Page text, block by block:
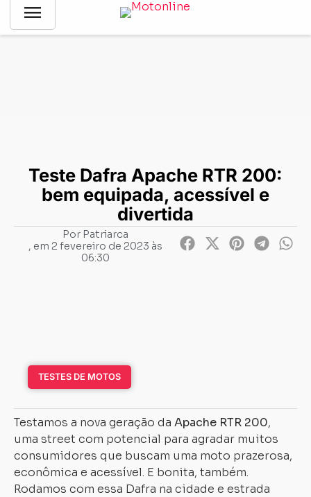
menu
Notícias Testes de motos-Teste Dafra Apache RTR 200:
Teste Dafra Apache RTR 200:
bem equipada, acessível e
divertida
PorPatriarca
, em 2 fevereiro de 2023 às
06:30
TESTES DE MOTOS
Testamos a nova geração da Apache RTR 200,
uma street com potencial para agradar muitos
consumidores que buscam uma moto prazerosa,
econômica e acessível. E bonita, também.
Rodamos com essa Dafra na cidade e estrada